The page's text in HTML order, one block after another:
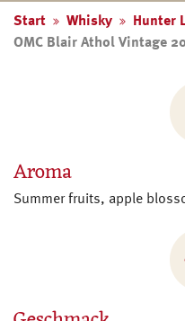
Start Whisky
Hunter
OMC Blair Athol Vintage
Aroma
Summer fruits, apple